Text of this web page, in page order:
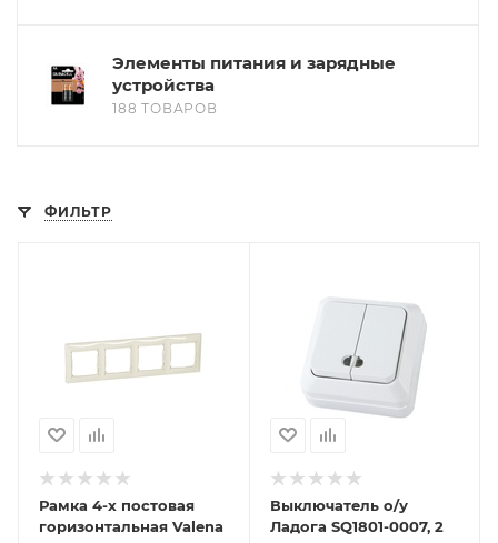
Элементы питания и зарядные
устройства
188 ТОВАРОВ
ФИЛЬТР
Рамка 4-х постовая
горизонтальная Valena
Выключатель о/у
Ладога SQ1801-0007, 2